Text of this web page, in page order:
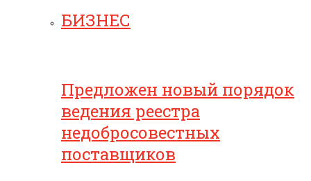
БИЗНЕС
Предложен новый порядок
ведения реестра
недобросовестных
поставщиков